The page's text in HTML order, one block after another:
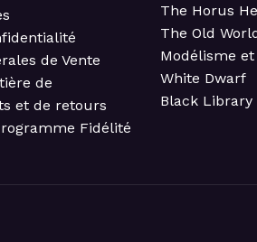
de Vente
de
et de retours
Fidélité
The Horus
The Old
Modélisme
White Dwarf
Black Library